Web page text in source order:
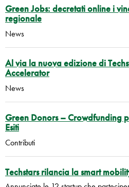
Green Jobs: decretati online i
regionale
News
Al via la nuova edizione di
Accelerator
News
Green Donors – Crowdfunding
Esiti
Contributi
Techstars rilancia la smart